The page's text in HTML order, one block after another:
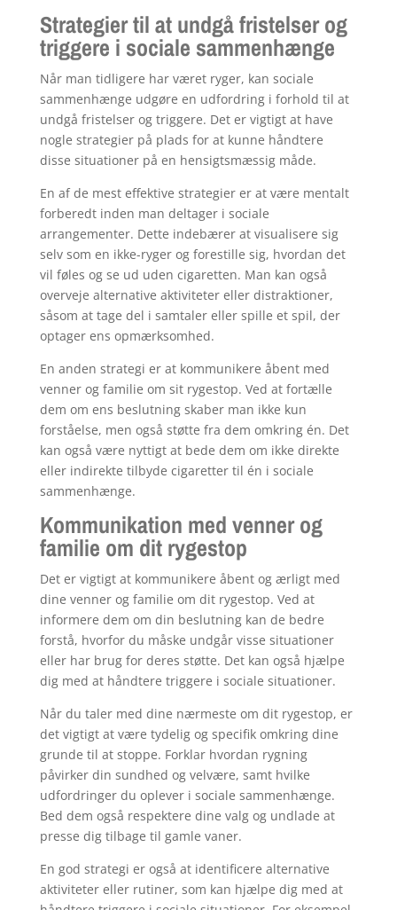
Strategier til at undgå fristelser og
triggere i sociale sammenhænge
Når man tidligere har været ryger, kan sociale
sammenhænge udgøre en udfordring i forhold til at
undgå fristelser og triggere. Det er vigtigt at have
nogle strategier på plads for at kunne håndtere
disse situationer på en hensigtsmæssig måde.
En af de mest effektive strategier er at være mentalt
forberedt inden man deltager i sociale
arrangementer. Dette indebærer at visualisere sig
selv som en ikke-ryger og forestille sig, hvordan det
vil føles og se ud uden cigaretten. Man kan også
overveje alternative aktiviteter eller distraktioner,
såsom at tage del i samtaler eller spille et spil, der
optager ens opmærksomhed.
En anden strategi er at kommunikere åbent med
venner og familie om sit rygestop. Ved at fortælle
dem om ens beslutning skaber man ikke kun
forståelse, men også støtte fra dem omkring én. Det
kan også være nyttigt at bede dem om ikke direkte
eller indirekte tilbyde cigaretter til én i sociale
sammenhænge.
Kommunikation med venner og
familie om dit rygestop
Det er vigtigt at kommunikere åbent og ærligt med
dine venner og familie om dit rygestop. Ved at
informere dem om din beslutning kan de bedre
forstå, hvorfor du måske undgår visse situationer
eller har brug for deres støtte. Det kan også hjælpe
dig med at håndtere triggere i sociale situationer.
Når du taler med dine nærmeste om dit rygestop, er
det vigtigt at være tydelig og specifik omkring dine
grunde til at stoppe. Forklar hvordan rygning
påvirker din sundhed og velvære, samt hvilke
udfordringer du oplever i sociale sammenhænge.
Bed dem også respektere dine valg og undlade at
presse dig tilbage til gamle vaner.
En god strategi er også at identificere alternative
aktiviteter eller rutiner, som kan hjælpe dig med at